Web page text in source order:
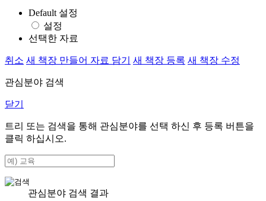
Default 설정
설정
선택한 자료
취소 새 책장 만들어 자료 담기 새 책장 등록 새 책장 수정
관심분야 검색
닫기
트리 또는 검색을 통해 관심분야를 선택 하신 후 등록 버튼을
클릭 하십시오.
관심분야 검색 결과